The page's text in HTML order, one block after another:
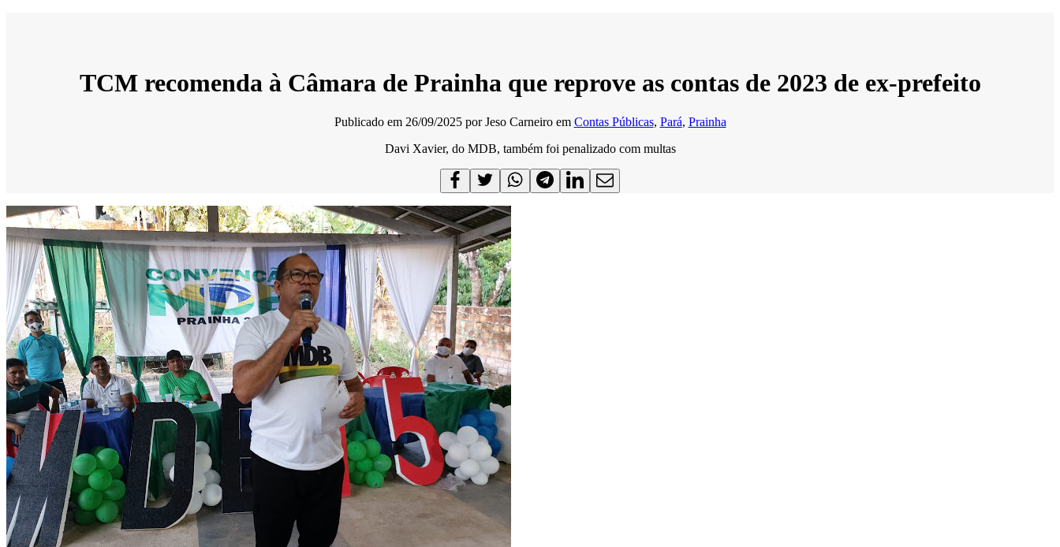
TCM recomenda à Câmara de Prainha que reprove as contas de 2023 de ex-prefeito
Publicado em 26/09/2025 porJeso Carneiro em Contas Públicas, Pará, Prainha
Davi Xavier, do MDB, também foi penalizado com multas